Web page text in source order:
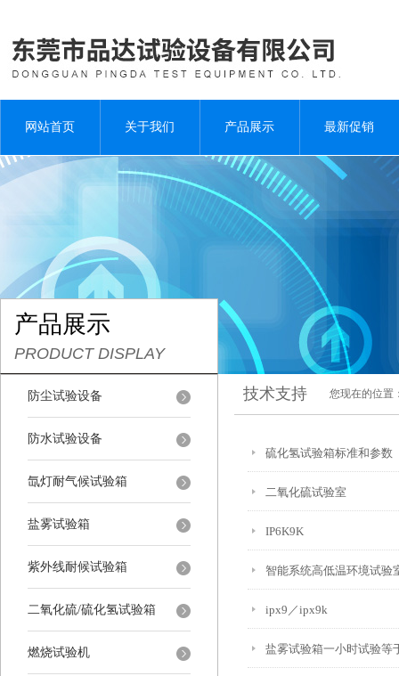
网站首页 关于我们 产品展示 最新促销
产品展示
PRODUCT DISPLAY
防尘试验设备
防水试验设备
氙灯耐气候试验箱
盐雾试验箱
紫外线耐候试验箱
二氧化硫/硫化氢试验箱
燃烧试验机
技术支持 您现在的位置
硫化氢试验箱标准和参数
二氧化硫试验室
IP6K9K
智能系统高低温环境试验
ipx9／ipx9k
盐雾试验箱一小时试验等